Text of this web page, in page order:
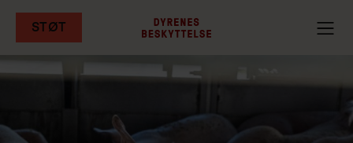
til
STØT